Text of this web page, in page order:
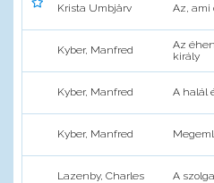
Krista Umbjärv Az, ami
Kyber, Manfred
Az
király
Kyber, Manfred A halál
Kyber, Manfred
Lazenby, Charles A szolga